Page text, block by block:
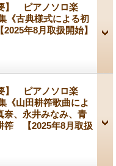
】 ピアノソロ楽
《古典様式による初
年8月取扱開始】
】 ピアノソロ楽
山田耕筰歌曲によ
奈、永井みなみ、青
筰 【2025年8月取扱